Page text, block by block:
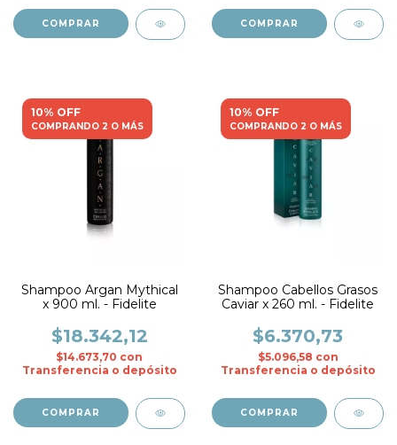
10% OFF
COMPRANDO 2 O MÁS
Shampoo Argan Mythical
x 900 ml. - Fidelite
$18.342,12
$14.673,70 con
Transferencia o depósito
10% OFF
COMPRANDO 2 O MÁS
Shampoo Cabellos Grasos
Caviar x 260 ml. - Fidelite
$6.370,73
$5.096,58 con
Transferencia o depósito